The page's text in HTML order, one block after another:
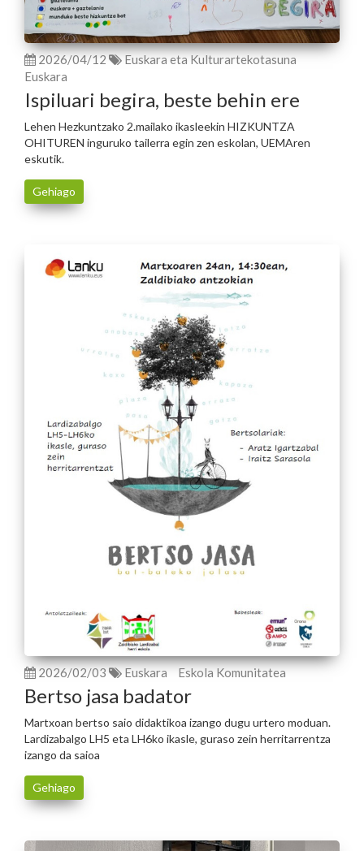
2026/04/12
Euskara eta Kulturartekotasuna
Euskara
Ispiluari begira, beste behin ere
Lehen Hezkuntzako 2.mailako ikasleekin HIZKUNTZA
OHITUREN inguruko tailerra egin zen eskolan, UEMAren
eskutik.
Gehiago
2026/02/03 Euskara Eskola Komunitatea
Bertso jasa badator
Martxoan bertso saio didaktikoa izango dugu urtero moduan.
Lardizabalgo LH5 eta LH6ko ikasle, guraso zein herritarrentza
izango da saioa
Gehiago